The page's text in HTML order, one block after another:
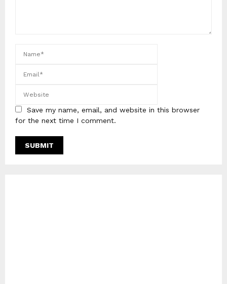
Save my name, email, and website in this browser
for the next time I comment.